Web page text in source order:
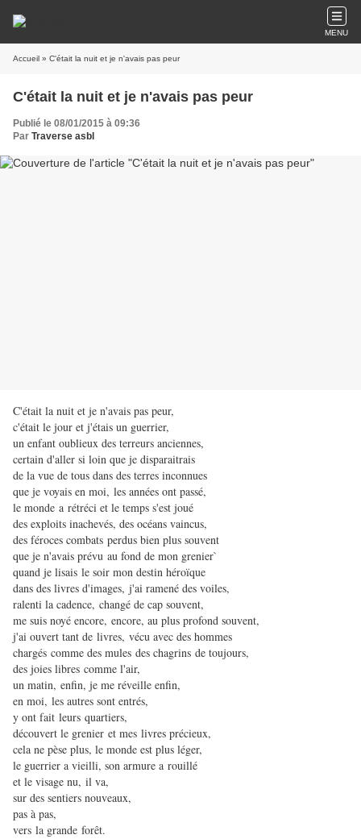
MENU
Accueil » C'était la nuit et je n'avais pas peur
C'était la nuit et je n'avais pas peur
Publié le 08/01/2015 à 09:36
Par Traverse asbl
C'était la nuit et je n'avais pas peur,
c'était le jour et j'étais un guerrier,
un enfant oublieux des terreurs anciennes,
certain d'aller si loin que je disparaitrais
de la vue de tous dans des terres inconnues
que je voyais en moi, les années ont passé,
le monde a rétréci et le temps s'est joué
des exploits inachevés, des océans vaincus,
des féroces combats perdus bien plus souvent
que je n'avais prévu au fond de mon grenier`
quand je lisais le soir mon destin héroïque
dans des livres d'images, j'ai ramené des voiles,
ralenti la cadence, changé de cap souvent,
me suis noyé encore, encore, au plus profond souvent,
j'ai ouvert tant de livres, vécu avec des hommes
chargés comme des mules des chagrins de toujours,
des joies libres comme l'air,
un matin, enfin, je me réveille enfin,
en moi, les autres sont entrés,
y ont fait leurs quartiers,
découvert le grenier et mes livres précieux,
cela ne pèse plus, le monde est plus léger,
le guerrier a vieilli, son armure a rouillé
et le visage nu, il va,
sur des sentiers nouveaux,
pas à pas,
vers la grande forêt.